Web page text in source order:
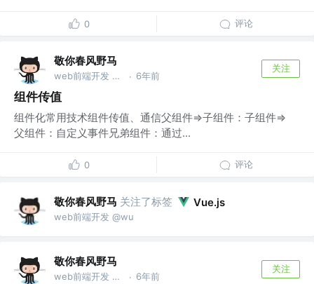
0 评论
敬你春风野马
web前端开发 @wu · 6年前
关注
组件传值
组件化常用技术组件传值、通信父组件=>子组件：子组件=>
父组件：自定义事件兄弟组件：通过...
0 评论
敬你春风野马 关注了标签 Vue.js
web前端开发 @wu
敬你春风野马
web前端开发 @wu · 6年前
关注